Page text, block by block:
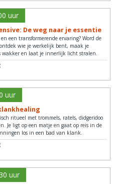
uur
De weg naar je essentie
een transformerende ervaring? Word de
wie je werkelijk bent, maak je
wakker en laat je innerlijk licht stralen.
uur
ritueel met trommels, ratels, didgeridoo
Je ligt op een matje en gaat op reis in de
los in een bad van klank.
uur